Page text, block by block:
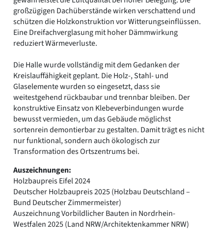
großzügigen Dachüberstände wirken verschattend und
schützen die Holzkonstruktion vor Witterungseinflüssen.
Eine Dreifachverglasung mit hoher Dämmwirkung
reduziert Wärmeverluste.
Die Halle wurde vollständig mit dem Gedanken der
Kreislauffähigkeit geplant. Die Holz-, Stahl- und
Glaselemente wurden so eingesetzt, dass sie
weitestgehend rückbaubar und trennbar bleiben. Der
konstruktive Einsatz von Klebeverbindungen wurde
bewusst vermieden, um das Gebäude möglichst
sortenrein demontierbar zu gestalten. Damit trägt es nicht
nur funktional, sondern auch ökologisch zur
Transformation des Ortszentrums bei.
Auszeichnungen:
Holzbaupreis Eifel 2024
Deutscher Holzbaupreis 2025 (Holzbau Deutschland –
Bund Deutscher Zimmermeister)
Auszeichnung Vorbildlicher Bauten in Nordrhein-
Westfalen 2025 (Land NRW/Architektenkammer NRW)